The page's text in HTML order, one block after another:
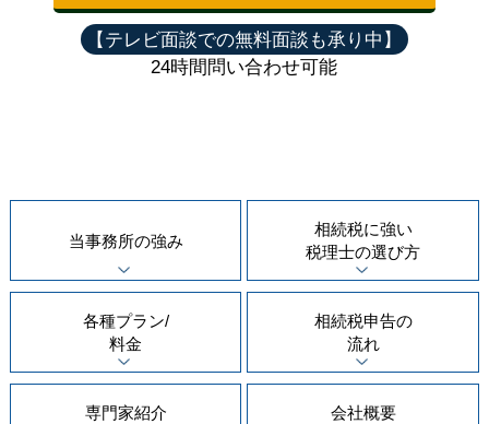
24時間問い合わせ可能
当事務所の強み
相続税に強い
税理士の選び方
各種プラン/
料金
相続税申告の
流れ
専門家紹介 会社概要